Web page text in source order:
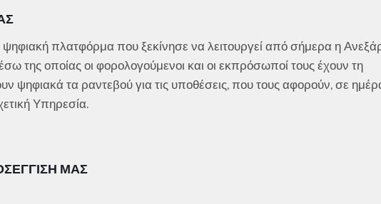
ψηφιακή πλατφόρμα που ξεκίνησε να λειτουργεί από σήμερα η
της οποίας οι φορολογούμενοι και οι εκπρόσωποί τους έχουν τη
ψηφιακά τα ραντεβού για τις υποθέσεις, που τους αφορούν, σε
Υπηρεσία.
ΜΑΣ